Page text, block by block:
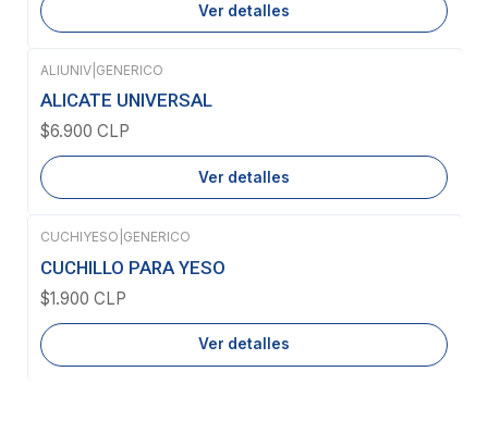
Ver detalles
Agotado
ALIUNIV GENERICO
ALICATE UNIVERSAL
$6.900 CLP
Ver detalles
Agotado
CUCHIYESO GENERICO
CUCHILLO PARA YESO
$1.900 CLP
Ver detalles